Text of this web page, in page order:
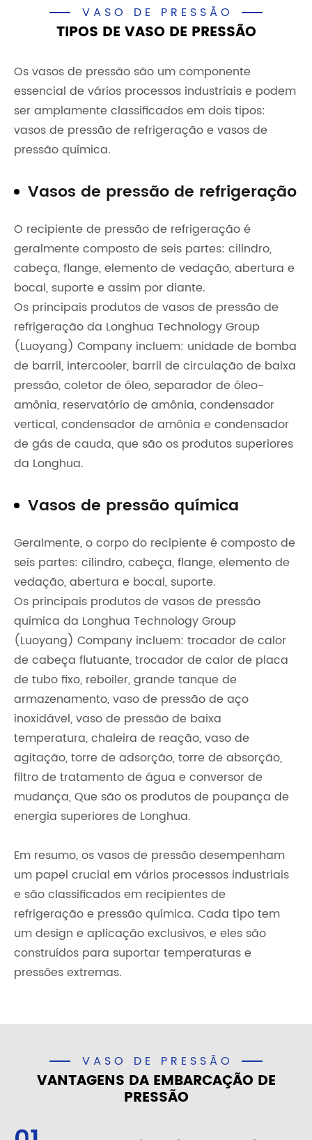
VASO DE PRESSÃO
TIPOS DE VASO DE PRESSÃO
Os vasos de pressão são um componente
essencial de vários processos industriais e podem
ser amplamente classificados em dois tipos:
vasos de pressão de refrigeração e vasos de
pressão química.
Vasos de pressão de refrigeração
O recipiente de pressão de refrigeração é
geralmente composto de seis partes: cilindro,
cabeça, flange, elemento de vedação, abertura e
bocal, suporte e assim por diante.
Os principais produtos de vasos de pressão de
refrigeração da Longhua Technology Group
(Luoyang) Company incluem: unidade de bomba
de barril, intercooler, barril de circulação de baixa
pressão, coletor de óleo, separador de óleo-
amônia, reservatório de amônia, condensador
vertical, condensador de amônia e condensador
de gás de cauda, que são os produtos superiores
da Longhua.
Vasos de pressão química
Geralmente, o corpo do recipiente é composto de
seis partes: cilindro, cabeça, flange, elemento de
vedação, abertura e bocal, suporte.
Os principais produtos de vasos de pressão
química da Longhua Technology Group
(Luoyang) Company incluem: trocador de calor
de cabeça flutuante, trocador de calor de placa
de tubo fixo, reboiler, grande tanque de
armazenamento, vaso de pressão de aço
inoxidável, vaso de pressão de baixa
temperatura, chaleira de reação, vaso de
agitação, torre de adsorção, torre de absorção,
filtro de tratamento de água e conversor de
mudança, Que são os produtos de poupança de
energia superiores de Longhua.
Em resumo, os vasos de pressão desempenham
um papel crucial em vários processos industriais
e são classificados em recipientes de
refrigeração e pressão química. Cada tipo tem
um design e aplicação exclusivos, e eles são
construídos para suportar temperaturas e
pressões extremas.
VASO DE PRESSÃO
VANTAGENS DA EMBARCAÇÃO DE
PRESSÃO